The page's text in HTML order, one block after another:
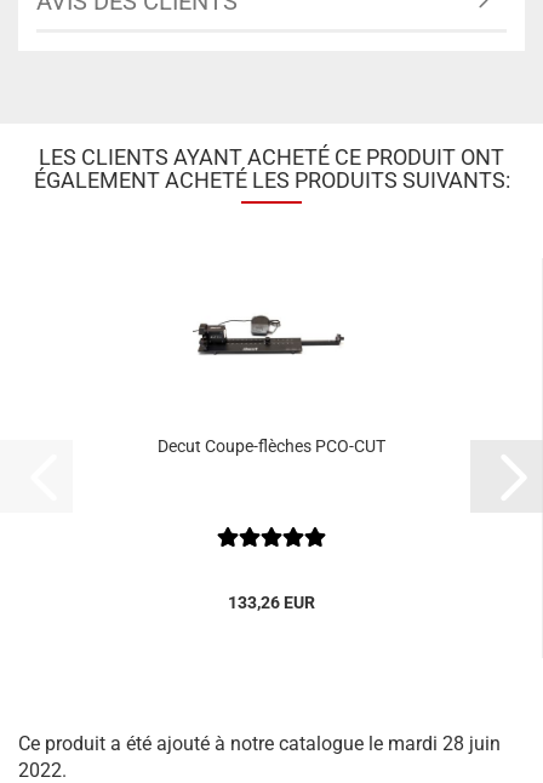
LES CLIENTS AYANT ACHETÉ CE PRODUIT ONT
ÉGALEMENT ACHETÉ LES PRODUITS SUIVANTS:
Decut Coupe-flèches PCO-CUT
133,26 EUR
Ce produit a été ajouté à notre catalogue le mardi 28 juin
2022.